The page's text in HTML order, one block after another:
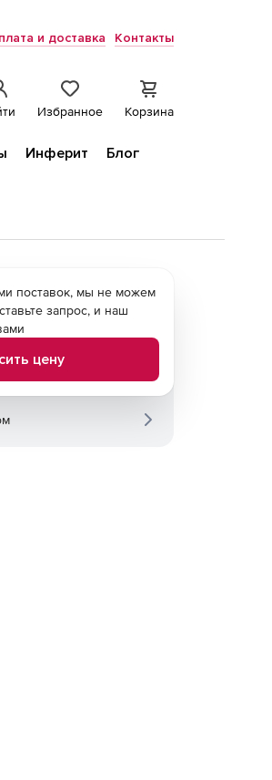
и доставка Контакты
Избранное Корзина
Инферит
Блог
поставок, мы не можем
запрос, и наш
цену